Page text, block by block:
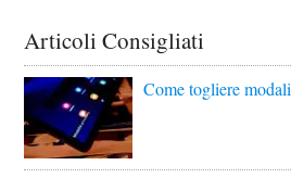
Articoli Consigliati
Come togliere